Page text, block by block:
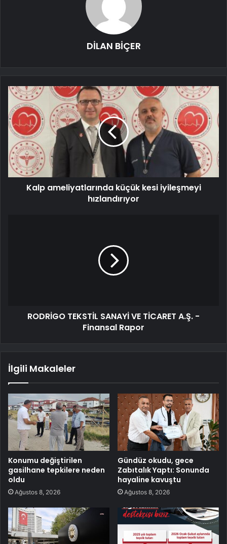
DİLAN BİÇER
Kalp ameliyatlarında küçük kesi iyileşmeyi
hızlandırıyor
RODRİGO TEKSTİL SANAYİ VE TİCARET A.Ş. -
Finansal Rapor
İlgili Makaleler
Konumu değiştirilen
gasilhane tepkilere neden
oldu
Ağustos 8, 2026
Gündüz okudu, gece
Zabıtalık Yaptı: Sonunda
hayaline kavuştu
Ağustos 8, 2026